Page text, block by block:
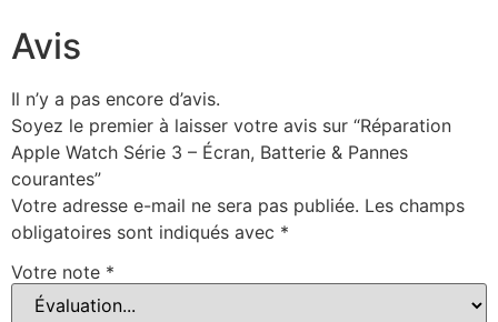
Avis
Il n’y a pas encore d’avis.
Soyez le premier à laisser votre avis sur “Réparation
Apple Watch Série 3 – Écran, Batterie & Pannes
courantes”
Votre adresse e-mail ne sera pas publiée. Les champs
obligatoires sont indiqués avec *
Votre note *